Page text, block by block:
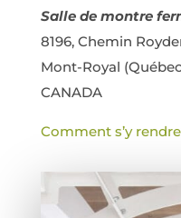
Salle de montre
8196, Chemin
Mont-Royal
CANADA
Comment s’y rendre